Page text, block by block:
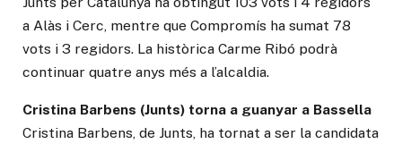
a Alàs i Cerc, mentre que Compromís ha sumat 78
vots i 3 regidors. La històrica Carme Ribó podrà
continuar quatre anys més a l’alcaldia.
Cristina Barbens (Junts) torna a guanyar a Bassella
Cristina Barbens, de Junts, ha tornat a ser la candidata